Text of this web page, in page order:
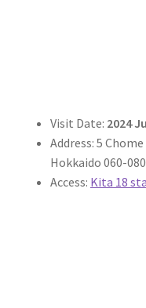
Visit Date: 2024
Address: 5
Hokkaido 060-
Access: Kita 18